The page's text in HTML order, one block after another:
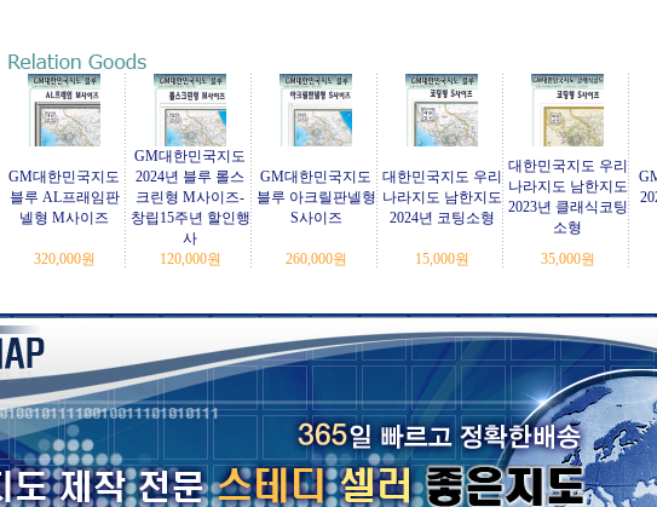
GM대한민국지도
블루 AL프래임판
넬형 M사이즈
GM대한민국지도
2024년 블루 롤스
크린형 M사이즈-
창립15주년 할인행
사
GM대한민국지도
블루 아크릴판넬형
S사이즈
대한민국지도 우리
나라지도 남한지도
2024년 코팅소형
대한민국지도 우리
나라지도 남한지도
2023년 클래식코팅
소형
320,000원 120,000원 260,000원 15,000원 35,000원